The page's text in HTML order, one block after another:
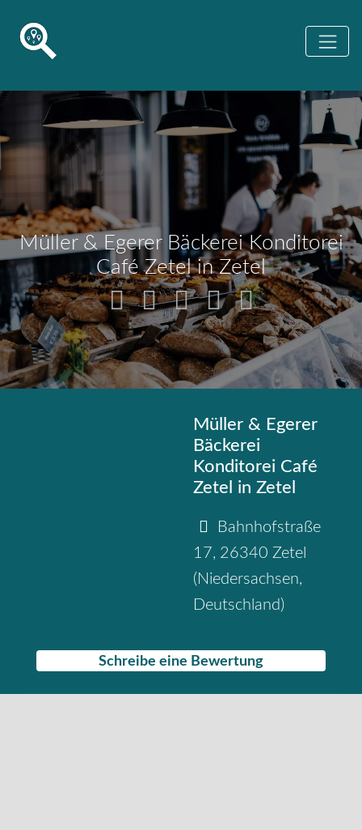
Müller & Egerer Bäckerei Konditorei
Café Zetel in Zetel
Müller & Egerer
Bäckerei
Konditorei Café
Zetel in Zetel
Bahnhofstraße
17, 26340 Zetel
( Niedersachsen,
Deutschland)
Schreibe eine Bewertung